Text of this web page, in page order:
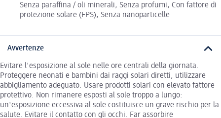
Senza paraffina / oli minerali, Senza profumi, Con fattore di
protezione solare (FPS), Senza nanoparticelle
Avvertenze
Evitare l'esposizione al sole nelle ore centrali della giornata.
Proteggere neonati e bambini dai raggi solari diretti, utilizzare
abbigliamento adeguato. Usare prodotti solari con elevato fattore
protettivo. Non rimanere esposti al sole troppo a lungo:
un'esposizione eccessiva al sole costituisce un grave rischio per la
salute. Evitare il contatto con gli occhi. Far assorbire